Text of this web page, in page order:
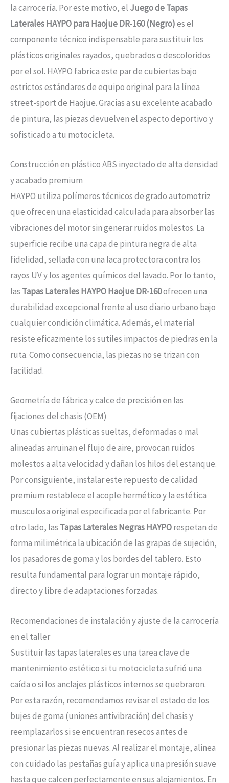
la carrocería. Por este motivo, el Juego de Tapas
Laterales HAYPO para Haojue DR-160 (Negro)es el
componente técnico indispensable para sustituir los
plásticos originales rayados, quebrados o descoloridos
por el sol. HAYPO fabrica este par de cubiertas bajo
estrictos estándares de equipo original para la línea
street-sport de Haojue. Gracias a su excelente acabado
de pintura, las piezas devuelven el aspecto deportivo y
sofisticado a tu motocicleta.
Construcción en plástico ABS inyectado de alta densidad
y acabado premium
HAYPO utiliza polímeros técnicos de grado automotriz
que ofrecen una elasticidad calculada para absorber las
vibraciones del motor sin generar ruidos molestos. La
superficie recibe una capa de pintura negra de alta
fidelidad, sellada con una laca protectora contra los
rayos UV y los agentes químicos del lavado. Por lo tanto,
las Tapas Laterales HAYPO Haojue DR-160ofrecen una
durabilidad excepcional frente al uso diario urbano bajo
cualquier condición climática. Además, el material
resiste eficazmente los sutiles impactos de piedras en la
ruta. Como consecuencia, las piezas no se trizan con
facilidad.
Geometría de fábrica y calce de precisión en las
fijaciones del chasis (OEM)
Unas cubiertas plásticas sueltas, deformadas o mal
alineadas arruinan el flujo de aire, provocan ruidos
molestos a alta velocidad y dañan los hilos del estanque.
Por consiguiente, instalar este repuesto de calidad
premium restablece el acople hermético y la estética
musculosa original especificada por el fabricante. Por
otro lado, las Tapas Laterales Negras HAYPOrespetan de
forma milimétrica la ubicación de las grapas de sujeción,
los pasadores de goma y los bordes del tablero. Esto
resulta fundamental para lograr un montaje rápido,
directo y libre de adaptaciones forzadas.
Recomendaciones de instalación y ajuste de la carrocería
en el taller
Sustituir las tapas laterales es una tarea clave de
mantenimiento estético si tu motocicleta sufrió una
caída o si los anclajes plásticos internos se quebraron.
Por esta razón, recomendamos revisar el estado de los
bujes de goma (uniones antivibración) del chasis y
reemplazarlos si se encuentran resecos antes de
presionar las piezas nuevas. Al realizar el montaje, alinea
con cuidado las pestañas guía y aplica una presión suave
hasta que calcen perfectamente en sus alojamientos. En